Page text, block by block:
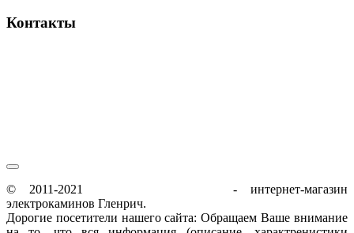
Контакты
© 2011-2021
- интернет-магазин
электрокаминов Гленрич.
Дорогие посетители нашего сайта: Обращаем Ваше внимание